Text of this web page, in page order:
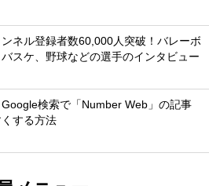
ネル登録者数60,000人突破！バレーボ
スケ、野球などの選手のインタビュー
Google検索で「Number Web」の記事
する方法